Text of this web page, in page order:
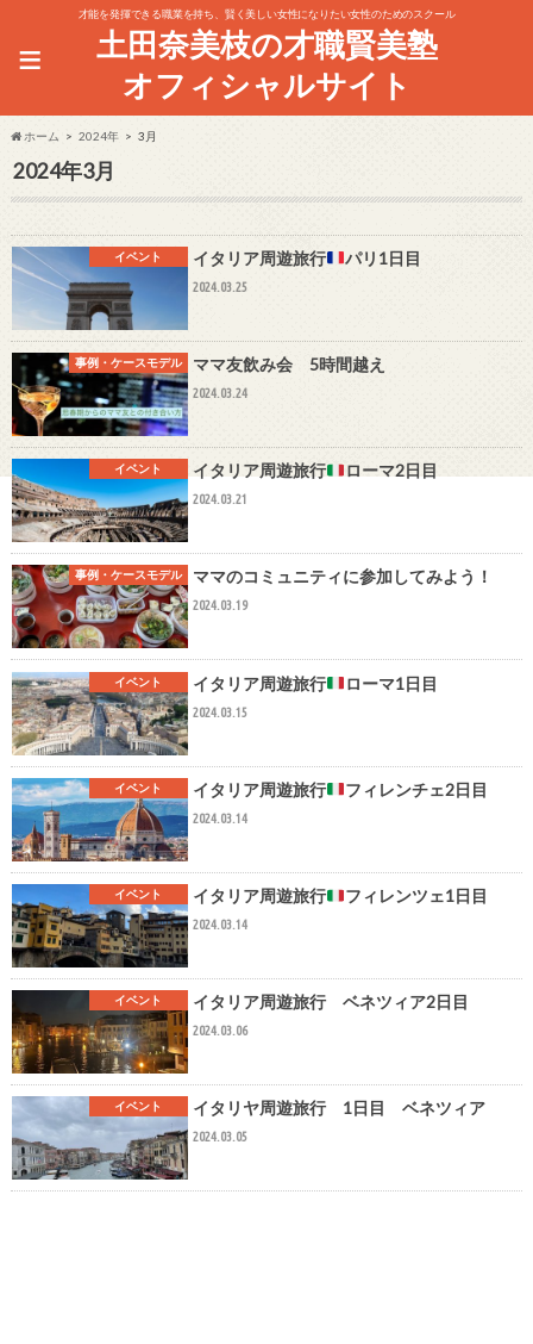
才能を発揮できる職業を持ち、賢く美しい女性になりたい女性のためのスクール
土田奈美枝の才職賢美塾
オフィシャルサイト
≡
ホーム 2024年 3月
2024年3月
イベント イタリア周遊旅行 パリ1日目
2024.03.25
事例・ケースモデル ママ友飲み会 5時間越え
2024.03.24
イベント イタリア周遊旅行 ローマ2日目
2024.03.21
事例・ケースモデル ママのコミュニティに参加してみよう！
2024.03.19
イベント イタリア周遊旅行 ローマ1日目
2024.03.15
イベント イタリア周遊旅行 フィレンチェ2日目
2024.03.14
イベント イタリア周遊旅行 フィレンツェ1日目
2024.03.14
イベント イタリア周遊旅行 ベネツィア2日目
2024.03.06
イベント イタリヤ周遊旅行 1日目 ベネツィア
2024.03.05